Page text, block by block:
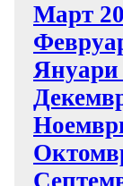
Март
Януари